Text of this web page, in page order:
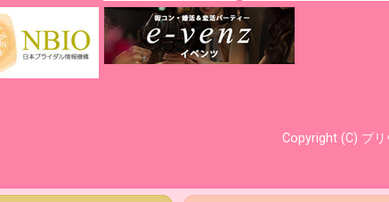
Copyright (C) プ